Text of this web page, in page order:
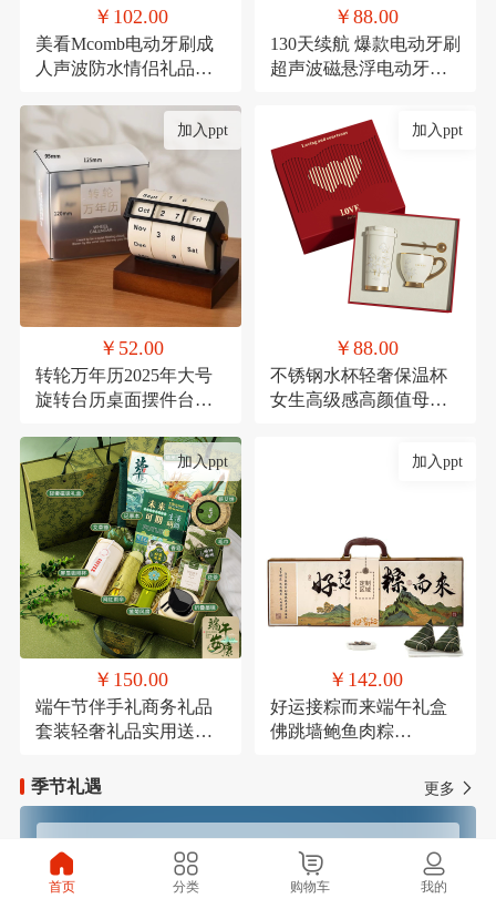
首页 分类 购物车 我的
￥102.00
美看Mcomb电动牙刷成
人声波防水情侣礼品科
￥88.00
130天续航 爆款电动牙刷
超声波磁悬浮电动牙刷
加入ppt
￥52.00
转轮万年历2025年大号
旋转台历桌面摆件台历
加入ppt
￥88.00
不锈钢水杯轻奢保温杯
女生高级感高颜值母亲
加入ppt
￥150.00
端午节伴手礼商务礼品
套装轻奢礼品实用送客
品定制logo
加入ppt
￥142.00
好运接粽而来端午礼盒
佛跳墙鲍鱼肉粽
腿肉粽120g*1，鲜肉粽
120g*1，高汤蛋黄鲜肉
粽120g*1，玫瑰豆沙粽
120g*1，芋泥紫薯粽
120g*1，咸鸭蛋
季节礼遇 更多
春季焕新 夏季清凉